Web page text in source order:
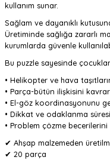
kullanım sunar.
Sağlam ve dayanıklı
Üretiminde sağlığa zararlı
kurumlarda güvenle
Bu puzzle sayesinde
• Helikopter ve hava
• Parça-bütün ilişkisini kavrar
• El-göz koordinasyonunu
• Dikkat ve odaklanma
• Problem çözme
✔ Ahşap malzemeden
✔ 20 parça